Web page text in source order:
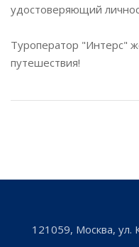
удостоверяющий
Туроператор "Интерс"
путешествия!
121059, Москва, ул.